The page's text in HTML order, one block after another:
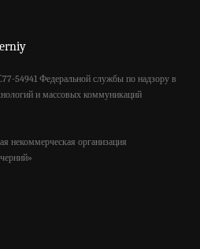
54941 Федеральной службы по надзору в
и массовых коммуникаций
некоммерческая организация